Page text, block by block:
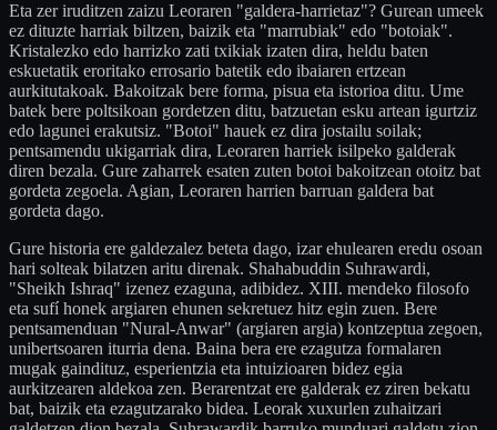
Eta zer iruditzen zaizu Leoraren "galdera-harrietaz"? Gurean umeek
ez dituzte harriak biltzen, baizik eta "marrubiak" edo "botoiak".
Kristalezko edo harrizko zati txikiak izaten dira, heldu baten
eskuetatik eroritako errosario batetik edo ibaiaren ertzean
aurkitutakoak. Bakoitzak bere forma, pisua eta istorioa ditu. Ume
batek bere poltsikoan gordetzen ditu, batzuetan esku artean igurtziz
edo lagunei erakutsiz. "Botoi" hauek ez dira jostailu soilak;
pentsamendu ukigarriak dira, Leoraren harriek isilpeko galderak
diren bezala. Gure zaharrek esaten zuten botoi bakoitzean otoitz bat
gordeta zegoela. Agian, Leoraren harrien barruan galdera bat
gordeta dago.
Gure historia ere galdezalez beteta dago, izar ehulearen eredu osoan
hari solteak bilatzen aritu direnak. Shahabuddin Suhrawardi,
"Sheikh Ishraq" izenez ezaguna, adibidez. XIII. mendeko filosofo
eta sufí honek argiaren ehunen sekretuez hitz egin zuen. Bere
pentsamenduan "Nural-Anwar" (argiaren argia) kontzeptua zegoen,
unibertsoaren iturria dena. Baina bera ere ezagutza formalaren
mugak gaindituz, esperientzia eta intuizioaren bidez egia
aurkitzearen aldekoa zen. Berarentzat ere galderak ez ziren bekatu
bat, baizik eta ezagutzarako bidea. Leorak xuxurlen zuhaitzari